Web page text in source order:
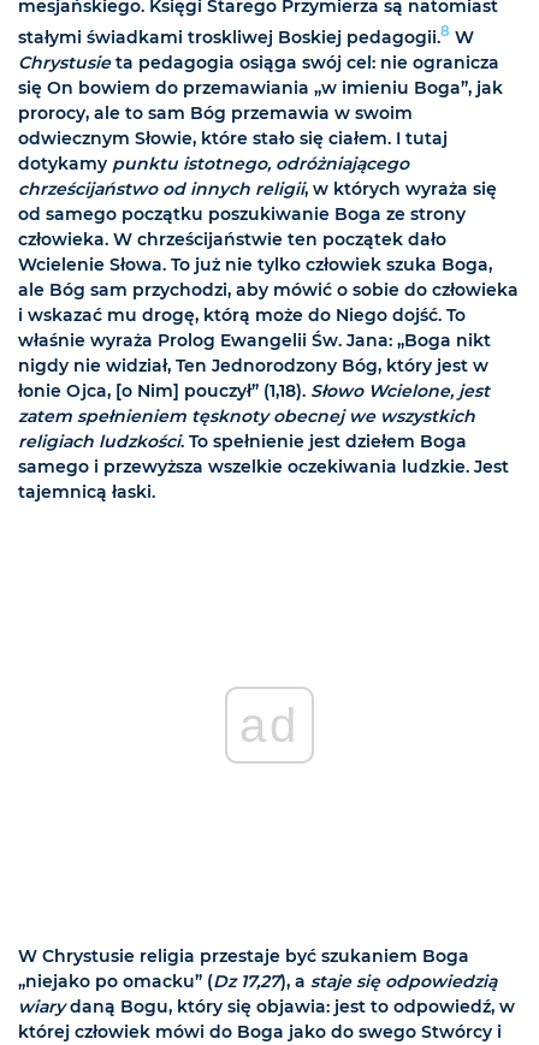
mesjańskiego. Księgi Starego Przymierza są natomiast
stałymi świadkami troskliwej Boskiej pedagogii.8 W
Chrystusieta pedagogia osiąga swój cel: nie ogranicza
się On bowiem do przemawiania „w imieniu Boga”, jak
prorocy, ale to sam Bóg przemawia w swoim
odwiecznym Słowie, które stało się ciałem. I tutaj
dotykamy punktu istotnego, odróżniającego
chrześcijaństwo od innych religii, w których wyraża się
od samego początku poszukiwanie Boga ze strony
człowieka. W chrześcijaństwie ten początek dało
Wcielenie Słowa. To już nie tylko człowiek szuka Boga,
ale Bóg sam przychodzi, aby mówić o sobie do człowieka
i wskazać mu drogę, którą może do Niego dojść. To
właśnie wyraża Prolog Ewangelii Św. Jana: „Boga nikt
nigdy nie widział, Ten Jednorodzony Bóg, który jest w
łonie Ojca, [o Nim] pouczył” (1,18). Słowo Wcielone, jest
zatem spełnieniem tęsknoty obecnej we wszystkich
religiach ludzkości. To spełnienie jest dziełem Boga
samego i przewyższa wszelkie oczekiwania ludzkie. Jest
tajemnicą łaski.
ad
W Chrystusie religia przestaje być szukaniem Boga
„niejako po omacku” (Dz 17,27), a staje się odpowiedzią
wiarydaną Bogu, który się objawia: jest to odpowiedź, w
której człowiek mówi do Boga jako do swego Stwórcy i